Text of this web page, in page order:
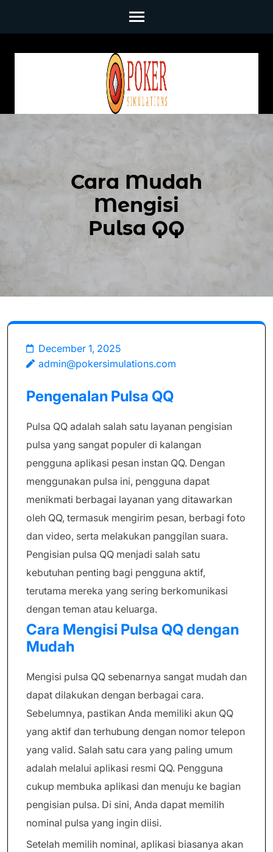
Cara Mudah
Mengisi
Pulsa QQ
December 1, 2025
admin@pokersimulations.com
Pengenalan Pulsa QQ
Pulsa QQ adalah salah satu layanan pengisian
pulsa yang sangat populer di kalangan
pengguna aplikasi pesan instan QQ. Dengan
menggunakan pulsa ini, pengguna dapat
menikmati berbagai layanan yang ditawarkan
oleh QQ, termasuk mengirim pesan, berbagi foto
dan video, serta melakukan panggilan suara.
Pengisian pulsa QQ menjadi salah satu
kebutuhan penting bagi pengguna aktif,
terutama mereka yang sering berkomunikasi
dengan teman atau keluarga.
Cara Mengisi Pulsa QQ dengan
Mudah
Mengisi pulsa QQ sebenarnya sangat mudah dan
dapat dilakukan dengan berbagai cara.
Sebelumnya, pastikan Anda memiliki akun QQ
yang aktif dan terhubung dengan nomor telepon
yang valid. Salah satu cara yang paling umum
adalah melalui aplikasi resmi QQ. Pengguna
cukup membuka aplikasi dan menuju ke bagian
pengisian pulsa. Di sini, Anda dapat memilih
nominal pulsa yang ingin diisi.
Setelah memilih nominal, aplikasi biasanya akan